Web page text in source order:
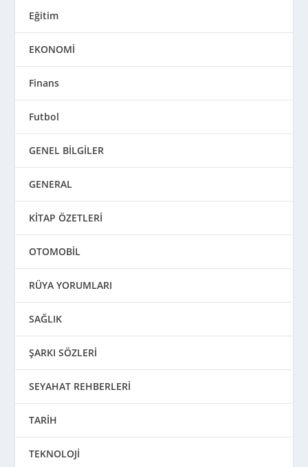
Eğitim
EKONOMİ
Finans
Futbol
GENEL BİLGİLER
GENERAL
KİTAP ÖZETLERİ
OTOMOBİL
RÜYA YORUMLARI
SAĞLIK
ŞARKI SÖZLERİ
SEYAHAT REHBERLERİ
TARİH
TEKNOLOJİ